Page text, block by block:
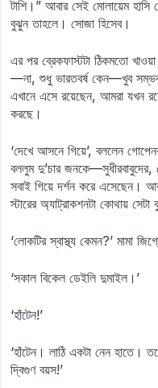
টাশি।” আবার সেই মোলায়েম হাসি
বুঝুন তাহলে। সোজা হিসেব।
এর পর ব্রেকফাস্টটা ঠিকমতো
—না, শুধু ভারতবর্ষ কেন—খুব
এখানে এসে রয়েছেন, আমরা যখন
করছে।
‘দেখে আসনে গিয়ে’, বললেন
বললুম দু’চার জনকে—সুধীরবাবুদের,
সবাই গিয়ে দর্শন করে এসেছেন।
স্টারের অ্যাট্রাকশনটা কোথায়
‘লোকটির স্বাস্থ্য কেমন?’ মামা
‘সকাল বিকেল ডেইলি দুমাইল।’
‘হাঁটেন!’
‘হাঁটেন। লাঠি একটা নেন
দ্বিগুণ বয়স!’